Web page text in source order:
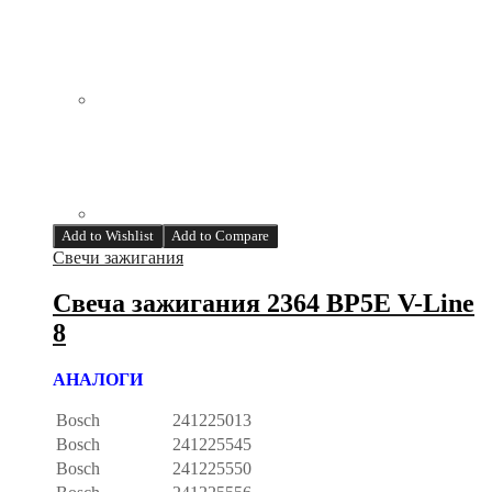
Add to Wishlist Add to Compare
Свечи зажигания
Свеча зажигания 2364 BP5E V-Line
8
АНАЛОГИ
Bosch
241225013
Bosch
241225545
Bosch
241225550